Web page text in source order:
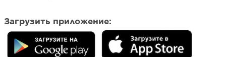
Загрузить приложение: